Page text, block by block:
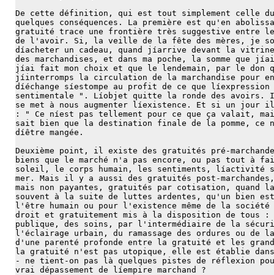
De cette définition, qui est tout simplement celle du
quelques conséquences. La première est qu'en
gratuité trace une frontière très suggestive entre
de l'avoir. Si, la veille de la fête des mères, je
díacheter un cadeau, quand jíarrive devant la
des marchandises, et dans ma poche, la somme que
jíai fait mon choix et que le lendemain, par le don
jíinterromps la circulation de la marchandise pour
díéchange síestompe au profit de ce que
sentimentale ". Líobjet quitte la ronde des
se met à nous augmenter líexistence. Et si un jour
: " Ce níest pas tellement pour ce que ça valait,
sait bien que la destination finale de la pomme, ce
díêtre mangée.
Deuxième point, il existe des gratuités pré-
biens que le marché n'a pas encore, ou pas tout à
soleil, le corps humain, les sentiments, líactivité
mer. Mais il y a aussi des gratuités post-
mais non payantes, gratuités par cotisation, quand
souvent à la suite de luttes ardentes, qu'un bien
l'être humain ou pour l'existence même de la
droit et gratuitement mis à la disposition de tous
publique, des soins, par l'intermédiaire de la
l'éclairage urbain, du ramassage des ordures ou
d'une parenté profonde entre la gratuité et les
la gratuité n'est pas utopique, elle est établie dans
- ne tient-on pas là quelques pistes de réflexion
vrai dépassement de líempire marchand ?